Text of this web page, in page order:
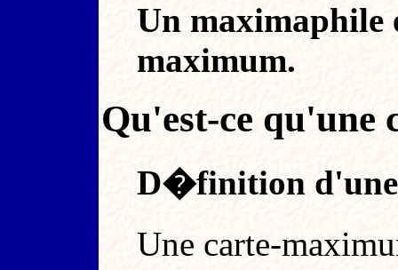
Un maximaphile
maximum.
Qu'est-ce qu'une
D�finition d'une
Une carte-